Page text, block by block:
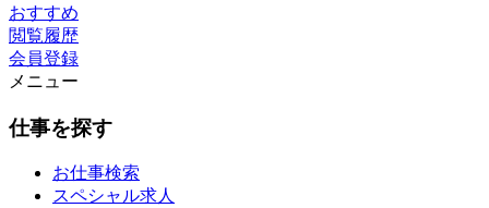
おすすめ
閲覧履歴
会員登録
メニュー
仕事を探す
お仕事検索
スペシャル求人